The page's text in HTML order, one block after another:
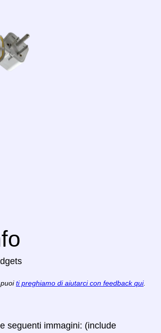
ti preghiamo di aiutarci con feedback qui.
seguenti immagini: (include